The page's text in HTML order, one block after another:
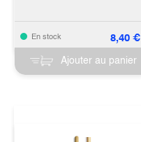
En stock 8,40€
Ajouter au panier